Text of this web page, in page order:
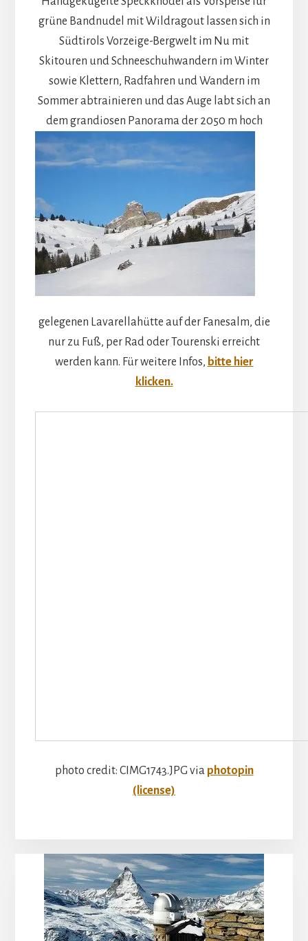
grüne Bandnudel mit Wildragout lassen sich in
Südtirols Vorzeige-Bergwelt im Nu mit
Skitouren und Schneeschuhwandern im Winter
sowie Klettern, Radfahren und Wandern im
Sommer abtrainieren und das Auge labt sich an
dem grandiosen Panorama der 2050 m hoch
gelegenen Lavarellahütte auf der Fanesalm, die
nur zu Fuß, per Rad oder Tourenski erreicht
werden kann. Für weitere Infos, bitte hier
klicken.
photo credit: CIMG1743.JPG via photopin
(license)